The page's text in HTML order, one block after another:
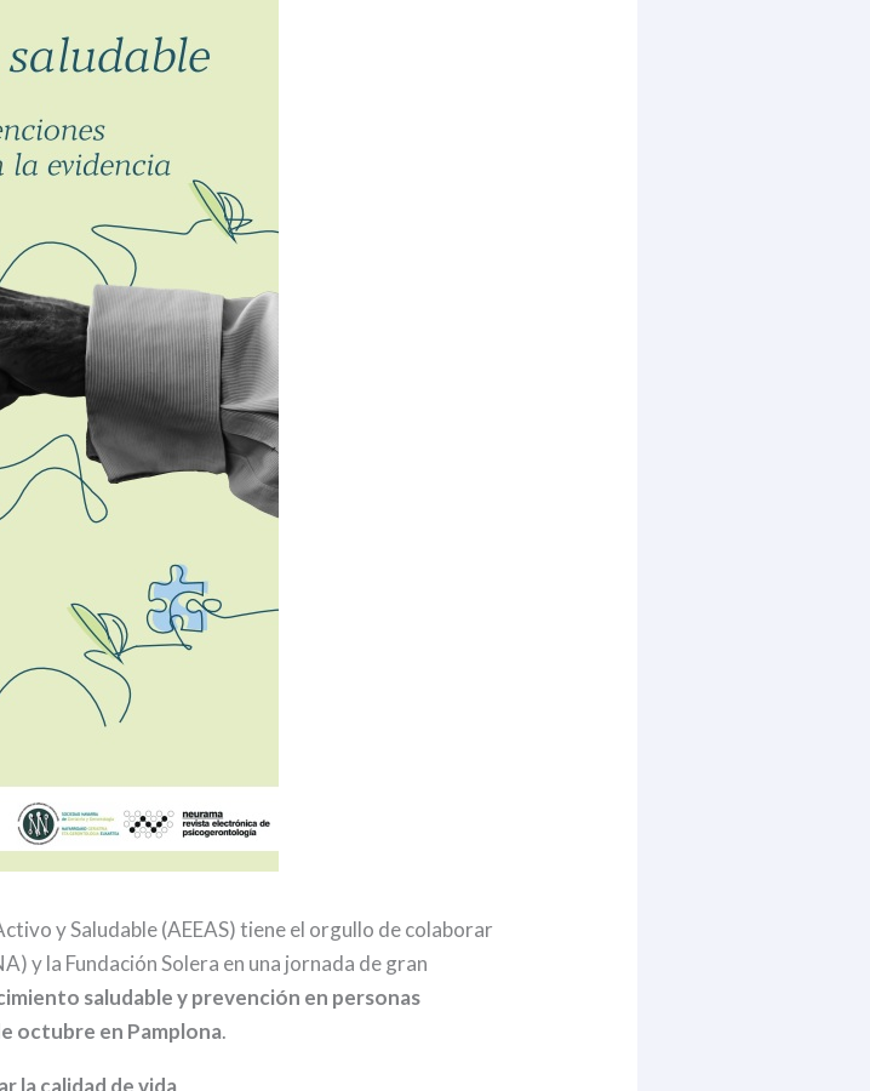
y Saludable (AEEAS) tiene el orgullo de colaborar
y la Fundación Solera en una jornada de gran
saludable y prevención en personas
octubre en Pamplona.
la calidad de vida